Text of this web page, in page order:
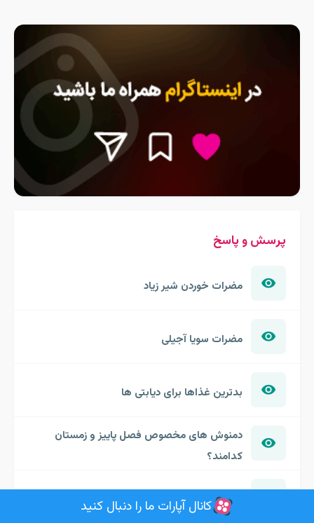
پرسش و پاسخ
مضرات خوردن شیر زیاد
مضرات سویا آجیلی
بدترین غذاها برای دیابتی ها
دمنوش های مخصوص فصل پاییز و زمستان
کدامند؟
بهترین دمنوش برای دفع قارچ بدن چیست؟
کانال آپارات ما را دنبال کنید